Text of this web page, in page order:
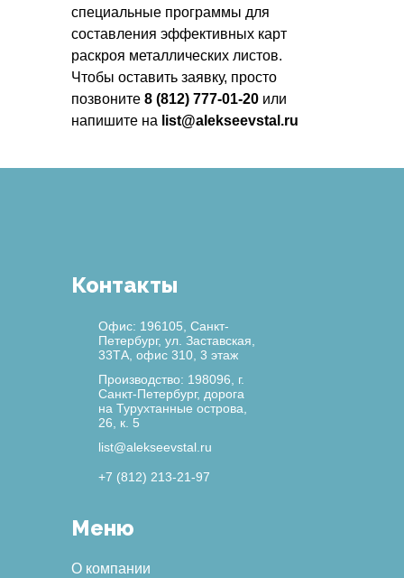
специальные программы для
составления эффективных карт
раскроя металлических листов.
Чтобы оставить заявку, просто
позвоните 8 (812) 777-01-20 или
напишите на list@alekseevstal.ru
Контакты
Офис: 196105, Санкт-
Петербург, ул. Заставская,
33ТА, офис 310, 3 этаж
Производство: 198096, г.
Санкт-Петербург, дорога
на Турухтанные острова,
26, к. 5
list@alekseevstal.ru
+7 (812) 213-21-97
Меню
О компании